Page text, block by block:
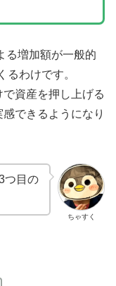
る増加額が一般的
るわけです。
資産を押し上げる
できるようになり
ちゃすく
つ目の